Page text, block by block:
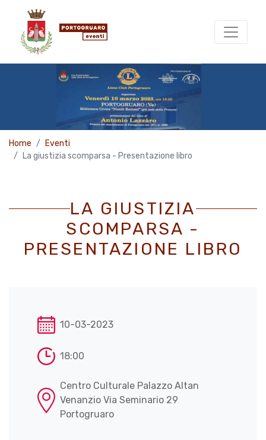
Home
Eventi
La giustizia scomparsa - Presentazione libro
LA GIUSTIZIA
SCOMPARSA -
PRESENTAZIONE LIBRO
10-03-2023
18:00
Centro Culturale Palazzo Altan
Venanzio Via Seminario 29
Portogruaro